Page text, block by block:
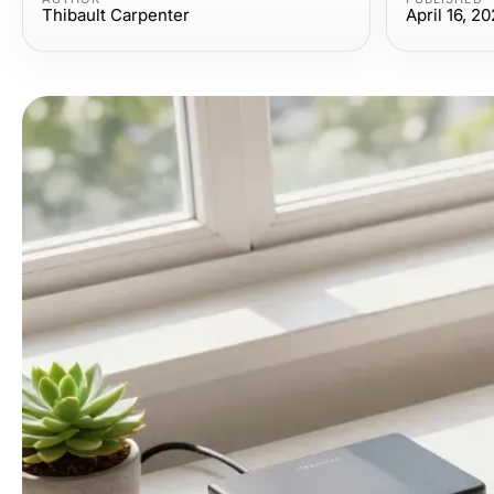
Thibault Carpenter April 16,